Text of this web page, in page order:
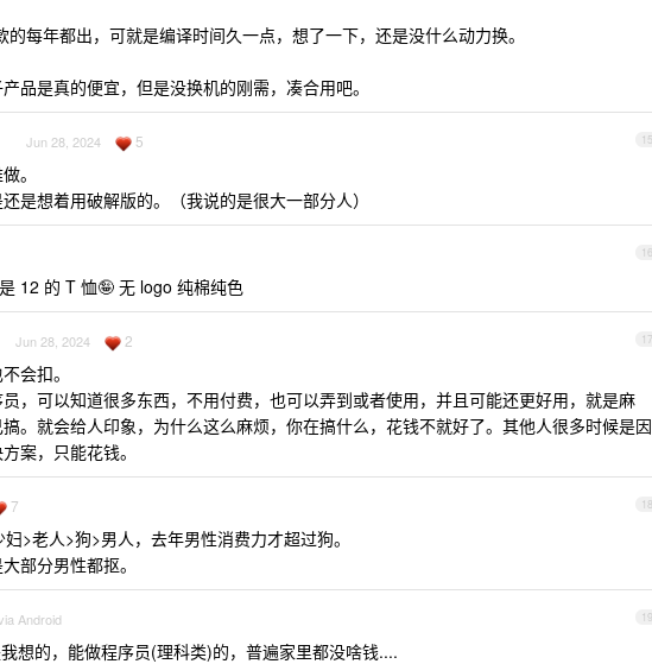
每年都出，可就是编译时间久一点，想了一下，还是没什么动力换。
品是真的便宜，但是没换机的刚需，凑合用吧。
15
Jun 28, 2024 5
。
是想着用破解版的。（我说的是很大一部分人）
16
12 的 T 恤🤪 无 logo 纯棉纯色
17
Jun 28, 2024 2
会扣。
，可以知道很多东西，不用付费，也可以弄到或者使用，并且可能还更好用，就是麻
。就会给人印象，为什么这么麻烦，你在搞什么，花钱不就好了。其他人很多时候是因
案，只能花钱。
18
7
>老人>狗>男人，去年男性消费力才超过狗。
部分男性都抠。
19
Android
想的，能做程序员(理科类)的，普遍家里都没啥钱....